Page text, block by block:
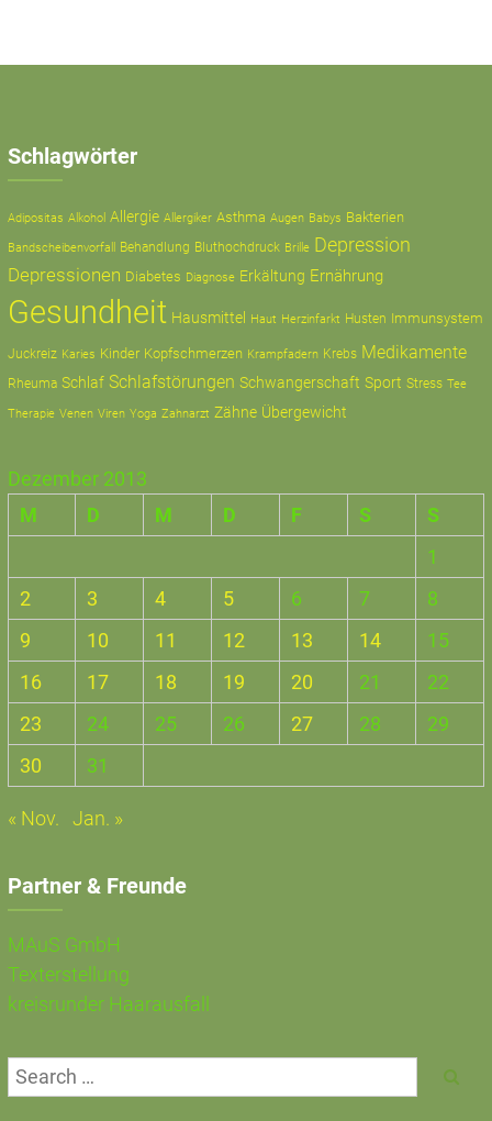
Schlagwörter
Adipositas Alkohol Allergie Allergiker Asthma Augen Babys Bakterien
Bandscheibenvorfall Behandlung Bluthochdruck Brille Depression
Depressionen Diabetes Diagnose Erkältung Ernährung
Gesundheit Hausmittel Haut Herzinfarkt Husten Immunsystem
Juckreiz Karies Kinder Kopfschmerzen Krampfadern Krebs Medikamente
Rheuma Schlaf Schlafstörungen Schwangerschaft Sport Stress Tee
Therapie Venen Viren Yoga Zahnarzt Zähne Übergewicht
Dezember 2013
M
D M D F S
S
1
2
3 4 5 6 7
8
9
10 11 12 13 14
15
16
17 18 19 20 21
22
23
24 25 26 27 28
29
30
31
« Nov. Jan. »
Partner & Freunde
MAuS GmbH
Texterstellung
kreisrunder Haarausfall